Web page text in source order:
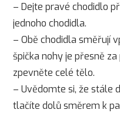
– Dejte pravé chodidlo
jednoho chodidla.
– Obě chodidla směřují
špička nohy je přesně
zpevněte celé tělo.
– Uvědomte si, že stále
tlačíte dolů směrem k